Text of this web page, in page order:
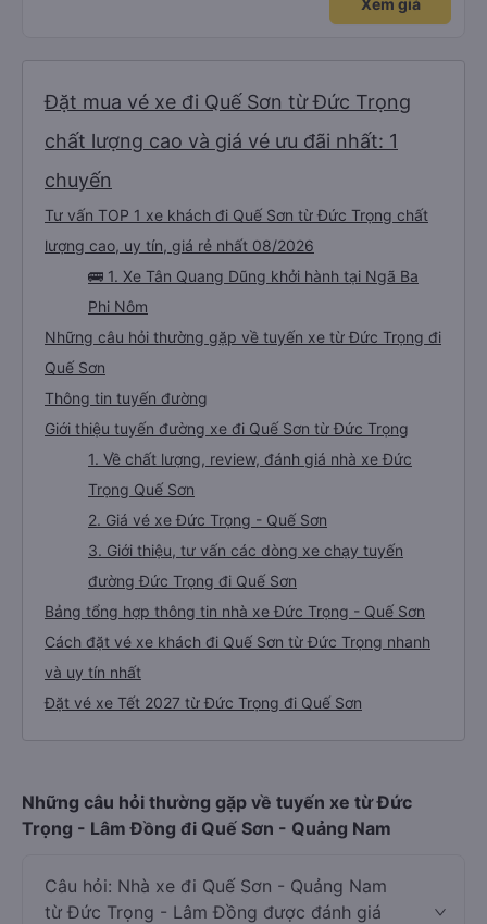
trợ ạ. Số mình đuôi 666, chuyến ĐH-NT ngày 16/1. À các bạn nữ lễ tân xinh
iu còn đổi cho mình phòng đơn sang đôi xong còn note là (một mình) yêu
Xem giá
Đặt mua vé xe đi Quế Sơn từ Đức Trọng
chất lượng cao và giá vé ưu đãi nhất: 1
chuyến
Tư vấn TOP 1 xe khách đi Quế Sơn từ Đức Trọng chất
lượng cao, uy tín, giá rẻ nhất 08/2026
🚌 1. Xe Tân Quang Dũng khởi hành tại Ngã Ba
Phi Nôm
Những câu hỏi thường gặp về tuyến xe từ Đức Trọng đi
Quế Sơn
Thông tin tuyến đường
Giới thiệu tuyến đường xe đi Quế Sơn từ Đức Trọng
1. Về chất lượng, review, đánh giá nhà xe Đức
Trọng Quế Sơn
2. Giá vé xe Đức Trọng - Quế Sơn
3. Giới thiệu, tư vấn các dòng xe chạy tuyến
đường Đức Trọng đi Quế Sơn
Bảng tổng hợp thông tin nhà xe Đức Trọng - Quế Sơn
Cách đặt vé xe khách đi Quế Sơn từ Đức Trọng nhanh
và uy tín nhất
Đặt vé xe Tết 2027 từ Đức Trọng đi Quế Sơn
Những câu hỏi thường gặp về tuyến xe từ Đức
Trọng - Lâm Đồng đi Quế Sơn - Quảng Nam
Câu hỏi: Nhà xe đi Quế Sơn - Quảng Nam
từ Đức Trọng - Lâm Đồng được đánh giá